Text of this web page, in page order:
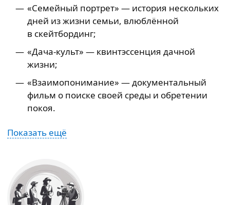
«Семейный портрет» — история нескольких
дней из жизни семьи, влюблённой
в скейтбординг;
«Дача-культ» — квинтэссенция дачной
жизни;
«Взаимопонимание» — документальный
фильм о поиске своей среды и обретении
покоя.
Показать ещё